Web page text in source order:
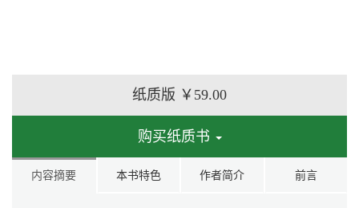
纸质版 ￥59.00
购买纸质书
内容摘要 本书特色 作者简介 前言